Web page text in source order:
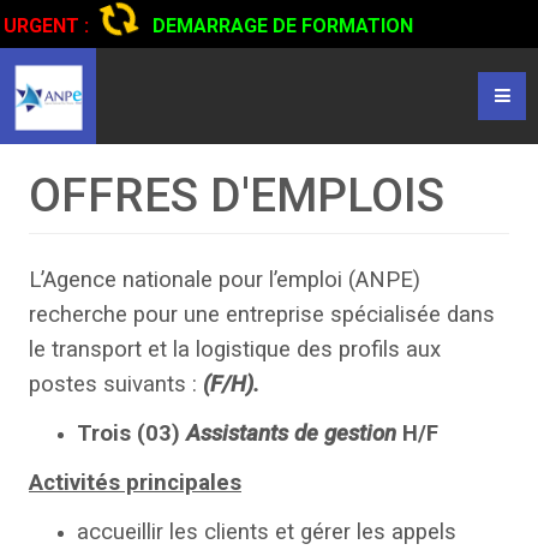
URGENT :
DEMARRAGE DE FORMATION
CERTIFIANTE EN CONDUITE DE CAMIONS...CLIQUER POUR
LIRE
OFFRES D'EMPLOIS
L’Agence nationale pour l’emploi (ANPE)
recherche pour une entreprise spécialisée dans
le transport et la logistique des profils aux
postes suivants : (F/H).
Trois (03) Assistants de gestion H/F
Activités principales
accueillir les clients et gérer les appels